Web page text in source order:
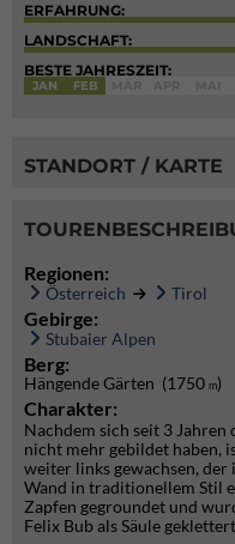
ERFAHRUNG:
LANDSCHAFT:
BESTE JAHRESZEIT:
JAN FEB
STANDORT / KARTE
Regionen:
Österreich Tirol
Gebirge:
Stubaier Alpen
Berg:
Hängende Gärten (1750 m)
Charakter:
Nachdem sich seit 3 Jahren
nicht mehr gebildet haben,
weiter links gewachsen,
Wand in traditionellem Stil
Zapfen gegroundet und
Felix Bub als Säule